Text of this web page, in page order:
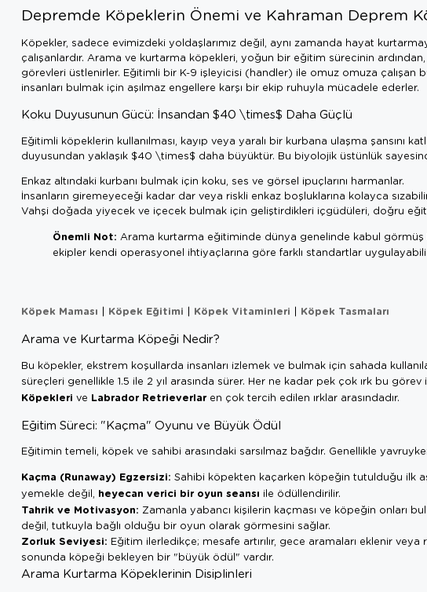
Depremde Köpeklerin Önemi ve Kahraman Deprem
Köpekler, sadece evimizdeki yoldaşlarımız değil, aynı zamanda hayat
çalışanlardır. Arama ve kurtarma köpekleri, yoğun bir eğitim sürecinin
görevleri üstlenirler. Eğitimli bir K-9 işleyicisi (handler) ile omuz omuza çalışan
insanları bulmak için aşılmaz engellere karşı bir ekip ruhuyla mücadele ederler.
Koku Duyusunun Gücü: İnsandan $40 \times$ Daha Güçlü
Eğitimli köpeklerin kullanılması, kayıp veya yaralı bir kurbana ulaşma şansını
duyusundan yaklaşık $40 \times$ daha büyüktür. Bu biyolojik üstünlük
Enkaz altındaki kurbanı bulmak için koku, ses ve görsel ipuçlarını harmanlar.
İnsanların giremeyeceği kadar dar veya riskli enkaz boşluklarına kolayca
Vahşi doğada yiyecek ve içecek bulmak için geliştirdikleri içgüdüleri, doğru
Önemli Not: Arama kurtarma eğitiminde dünya genelinde kabul
ekipler kendi operasyonel ihtiyaçlarına göre farklı standartlar
Köpek Maması | Köpek Eğitimi | Köpek Vitaminleri | Köpek Tasmaları
Arama ve Kurtarma Köpeği Nedir?
Bu köpekler, ekstrem koşullarda insanları izlemek ve bulmak için sahada
süreçleri genellikle 1.5 ile 2 yıl arasında sürer. Her ne kadar pek çok ırk bu
Köpekleri ve Labrador Retrieverlar en çok tercih edilen ırklar arasındadır.
Eğitim Süreci: "Kaçma" Oyunu ve Büyük Ödül
Eğitimin temeli, köpek ve sahibi arasındaki sarsılmaz bağdır. Genellikle
Kaçma (Runaway) Egzersizi: Sahibi köpekten kaçarken köpeğin tutulduğu ilk
yemekle değil, heyecan verici bir oyun seansı ile ödüllendirilir.
Tahrik ve Motivasyon: Zamanla yabancı kişilerin kaçması ve köpeğin onları
değil, tutkuyla bağlı olduğu bir oyun olarak görmesini sağlar.
Zorluk Seviyesi: Eğitim ilerledikçe; mesafe artırılır, gece aramaları eklenir
sonunda köpeği bekleyen bir "büyük ödül" vardır.
Arama Kurtarma Köpeklerinin Disiplinleri